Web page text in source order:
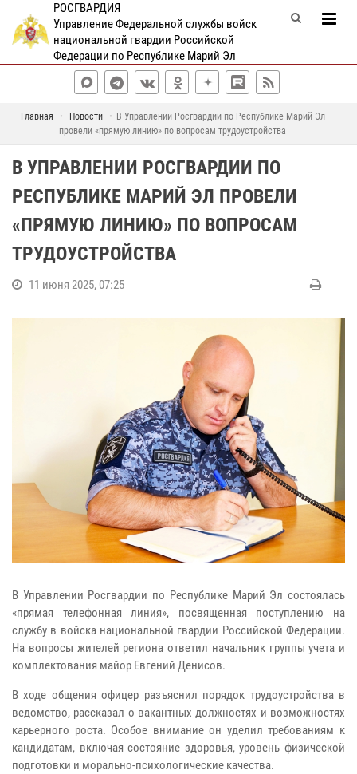
РОСГВАРДИЯ
Управление Федеральной службы войск
национальной гвардии Российской
Федерации по Республике Марий Эл
Главная Новости
В Управлении Росгвардии по Республике Марий Эл
провели «прямую линию» по вопросам трудоустройства
В УПРАВЛЕНИИ РОСГВАРДИИ ПО
РЕСПУБЛИКЕ МАРИЙ ЭЛ ПРОВЕЛИ
«ПРЯМУЮ ЛИНИЮ» ПО ВОПРОСАМ
ТРУДОУСТРОЙСТВА
11 июня 2025, 07:25
В Управлении Росгвардии по Республике Марий Эл состоялась
«прямая телефонная линия», посвященная поступлению на
службу в войска национальной гвардии Российской Федерации.
На вопросы жителей региона ответил начальник группы учета и
комплектования майор Евгений Денисов.
В ходе общения офицер разъяснил порядок трудоустройства в
ведомство, рассказал о вакантных должностях и возможностях
карьерного роста. Особое внимание он уделил требованиям к
кандидатам, включая состояние здоровья, уровень физической
подготовки и морально-психологические качества.